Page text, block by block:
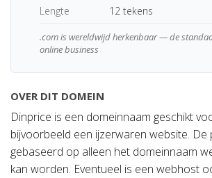
Lengte
12 tekens
.com is wereldwijd herkenbaar — de
online business
OVER DIT DOMEIN
Dinprice is een domeinnaam geschikt
bijvoorbeeld een ijzerwaren website. De
gebaseerd op alleen het domeinnaam
kan worden. Eventueel is een webhost